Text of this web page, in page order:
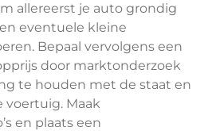
allereerst je auto grondig
eventuele kleine
Bepaal vervolgens een
door marktonderzoek
te houden met de staat en
voertuig. Maak
en plaats een